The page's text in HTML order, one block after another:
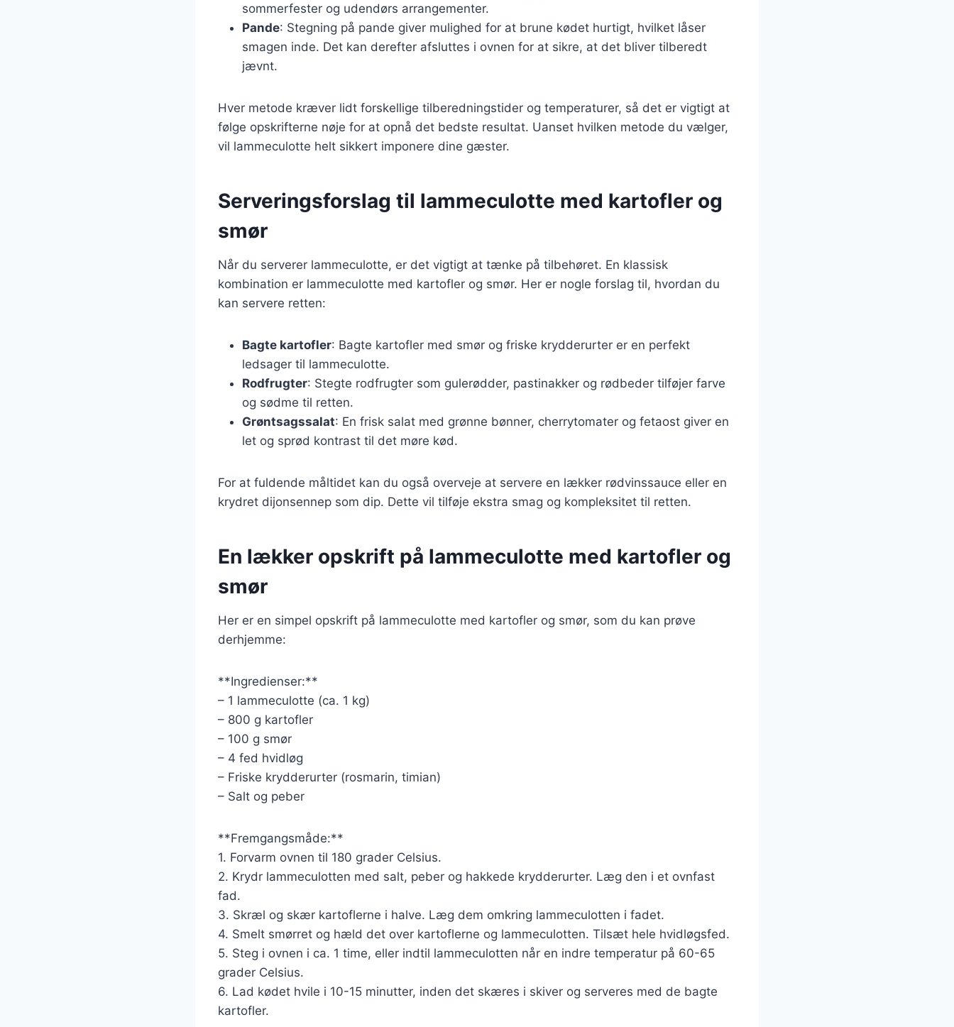
sommerfester og udendørs arrangementer.
Pande: Stegning på pande giver mulighed for at brune kødet hurtigt, hvilket låser
smagen inde. Det kan derefter afsluttes i ovnen for at sikre, at det bliver tilberedt
jævnt.
Hver metode kræver lidt forskellige tilberedningstider og temperaturer, så det er vigtigt at
følge opskrifterne nøje for at opnå det bedste resultat. Uanset hvilken metode du vælger,
vil lammeculotte helt sikkert imponere dine gæster.
Serveringsforslag til lammeculotte med kartofler og
smør
Når du serverer lammeculotte, er det vigtigt at tænke på tilbehøret. En klassisk
kombination er lammeculotte med kartofler og smør. Her er nogle forslag til, hvordan du
kan servere retten:
Bagte kartofler: Bagte kartofler med smør og friske krydderurter er en perfekt
ledsager til lammeculotte.
Rodfrugter: Stegte rodfrugter som gulerødder, pastinakker og rødbeder tilføjer farve
og sødme til retten.
Grøntsagssalat: En frisk salat med grønne bønner, cherrytomater og fetaost giver en
let og sprød kontrast til det møre kød.
For at fuldende måltidet kan du også overveje at servere en lækker rødvinssauce eller en
krydret dijonsennep som dip. Dette vil tilføje ekstra smag og kompleksitet til retten.
En lækker opskrift på lammeculotte med kartofler og
smør
Her er en simpel opskrift på lammeculotte med kartofler og smør, som du kan prøve
derhjemme:
**Ingredienser:**
– 1 lammeculotte (ca. 1 kg)
– 800 g kartofler
– 100 g smør
– 4 fed hvidløg
– Friske krydderurter (rosmarin, timian)
– Salt og peber
**Fremgangsmåde:**
1. Forvarm ovnen til 180 grader Celsius.
2. Krydr lammeculotten med salt, peber og hakkede krydderurter. Læg den i et ovnfast
fad.
3. Skræl og skær kartoflerne i halve. Læg dem omkring lammeculotten i fadet.
4. Smelt smørret og hæld det over kartoflerne og lammeculotten. Tilsæt hele hvidløgsfed.
5. Steg i ovnen i ca. 1 time, eller indtil lammeculotten når en indre temperatur på 60-65
grader Celsius.
6. Lad kødet hvile i 10-15 minutter, inden det skæres i skiver og serveres med de bagte
kartofler.